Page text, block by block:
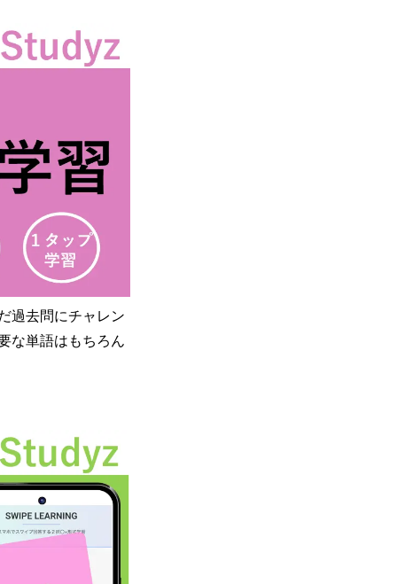
過去問にチャレン
な単語はもちろん